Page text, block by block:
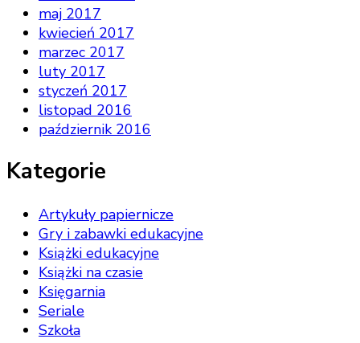
maj 2017
kwiecień 2017
marzec 2017
luty 2017
styczeń 2017
listopad 2016
październik 2016
Kategorie
Artykuły papiernicze
Gry i zabawki edukacyjne
Książki edukacyjne
Książki na czasie
Księgarnia
Seriale
Szkoła